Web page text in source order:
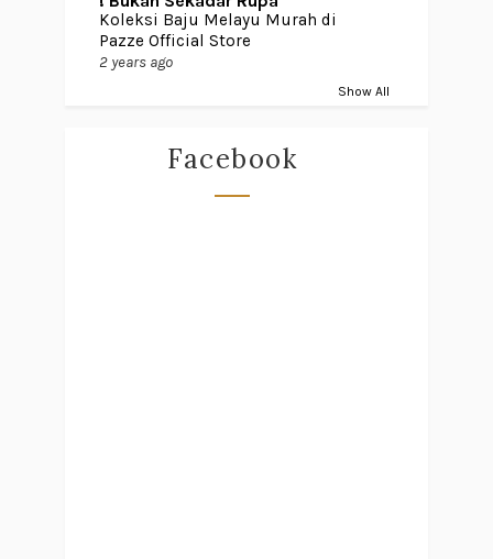
Koleksi Baju Melayu Murah di
Pazze Official Store
2 years ago
Show All
Facebook